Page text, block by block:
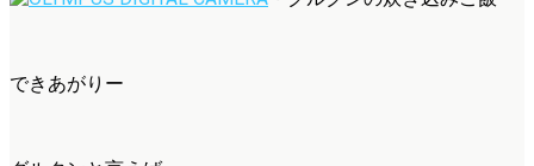
できあがりー